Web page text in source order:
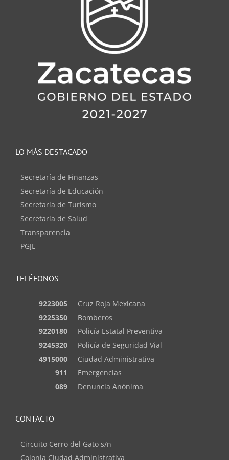
TELÉFONOS
9223005
Cruz Roja Mexicana
9225350
Bomberos
9220180
Policía Estatal Preventiva
9245320
Policía de Seguridad Vial
4915000
Ciudad Administrativa
911
Emergencias
089
Denuncia Anónima
LO MÁS DESTACADO
Secretaría de Finanzas
Secretaría de Educación
Secretaría de Turismo
Secretaría de Salud
Transparencia
PGJE
CONTACTO
Circuito Cerro del Gato s/n
Colonia Ciudad Administrativa